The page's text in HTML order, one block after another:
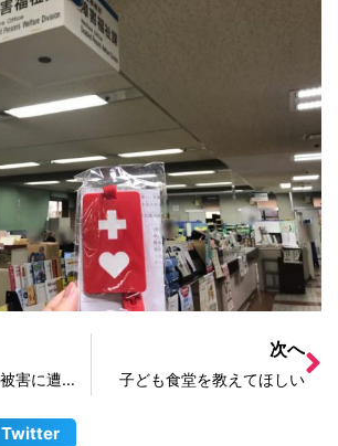
レポートに「冠水被害に遭った人に消毒サポートを教えた」とあるが本末転倒だ
次へ
子ども食堂を教えてほしい
Twitter